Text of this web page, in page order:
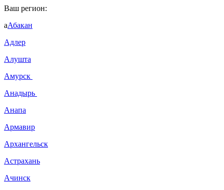
Ваш регион:
аАбакан
Адлер
Алушта
Амурск
Анадырь
Анапа
Армавир
Архангельск
Астрахань
Ачинск